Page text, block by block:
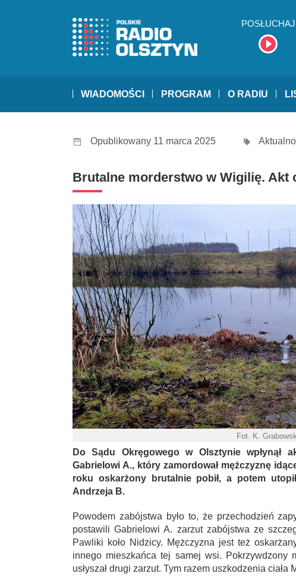
POSŁUCHAJ
WIADOMOŚCI PROGRAM O RADIU
Opublikowany 11 marca 2025
Brutalne morderstwo w Wigilię. Akt
Fot. K.
Do Sądu Okręgowego w Olsztynie wpłynął
Gabrielowi A., który zamordował mężczyznę
roku oskarżony brutalnie pobił, a potem
Andrzeja B.
Powodem zabójstwa było to, że przechodzień
postawili Gabrielowi A. zarzut zabójstwa ze
Pawliki koło Nidzicy. Mężczyzna jest też
innego mieszkańca tej samej wsi. Pokrzywdzony
usłyszał drugi zarzut. Tym razem uszkodzenia ciała